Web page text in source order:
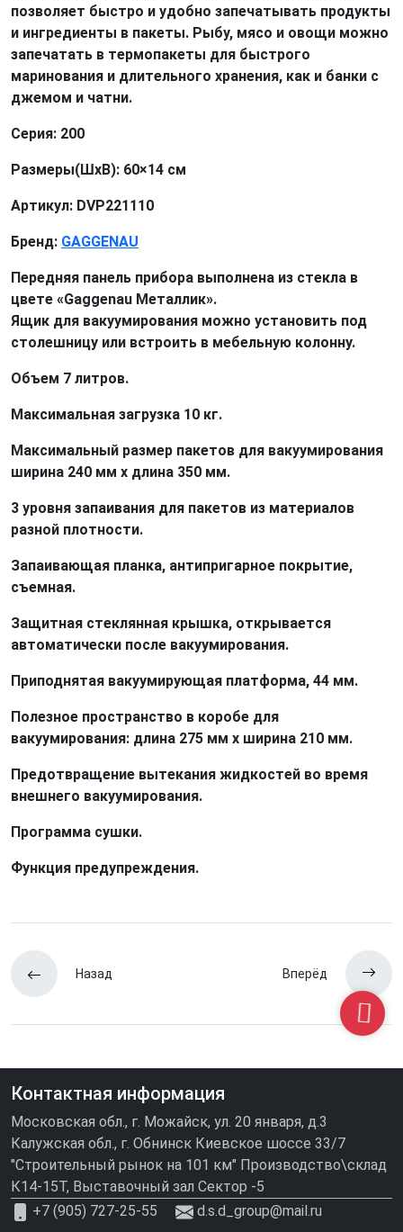
позволяет быстро и удобно запечатывать продукты
и ингредиенты в пакеты. Рыбу, мясо и овощи можно
запечатать в термопакеты для быстрого
маринования и длительного хранения, как и банки с
джемом и чатни.
Серия: 200
Размеры(ШxВ): 60×14 см
Артикул: DVP221110
Бренд: GAGGENAU
Передняя панель прибора выполнена из стекла в
цвете «Gaggenau Металлик».
Ящик для вакуумирования можно установить под
столешницу или встроить в мебельную колонну.
Объем 7 литров.
Максимальная загрузка 10 кг.
Максимальный размер пакетов для вакуумирования
ширина 240 мм x длина 350 мм.
3 уровня запаивания для пакетов из материалов
разной плотности.
Запаивающая планка, антипригарное покрытие,
съемная.
Защитная стеклянная крышка, открывается
автоматически после вакуумирования.
Приподнятая вакуумирующая платформа, 44 мм.
Полезное пространство в коробе для
вакуумирования: длина 275 мм х ширина 210 мм.
Предотвращение вытекания жидкостей во время
внешнего вакуумирования.
Программа сушки.
Функция предупреждения.
Назад Вперёд
Контактная информация
Московская обл., г. Можайск, ул. 20 января, д.3
Калужская обл., г. Обнинск Киевское шоссе 33/7
"Строительный рынок на 101 км" Производство\склад
К14-15Т, Выставочный зал Сектор -5
+7 (905) 727-25-55
d.s.d_group@mail.ru